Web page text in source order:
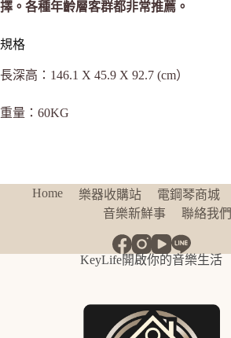
擇。各種年齡層客群都非常推薦。
規格
長深高：146.1 X 45.9 X 92.7 (cm）
重量：60KG
Home 樂器收購站 電鋼琴商城
音樂新鮮事
聯絡我們
KeyLife開啟你的音樂生活